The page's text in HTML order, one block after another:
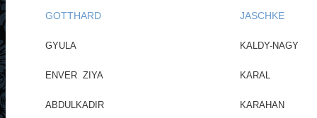
GOTTHARD JASCHKE
GYULA KALDY-NAGY
ENVER ZIYA KARAL
ABDULKADIR KARAHAN